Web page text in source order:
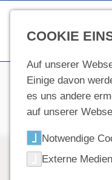
Skip to main content
COOKIE
Auf unserer
Einige davon
es uns andere
auf unserer
Notwendige
Externe Medien